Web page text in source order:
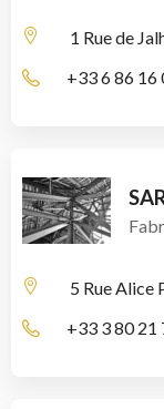
1 Rue de
+33 6 86 16
5 Rue Alice
+33 3 80 21